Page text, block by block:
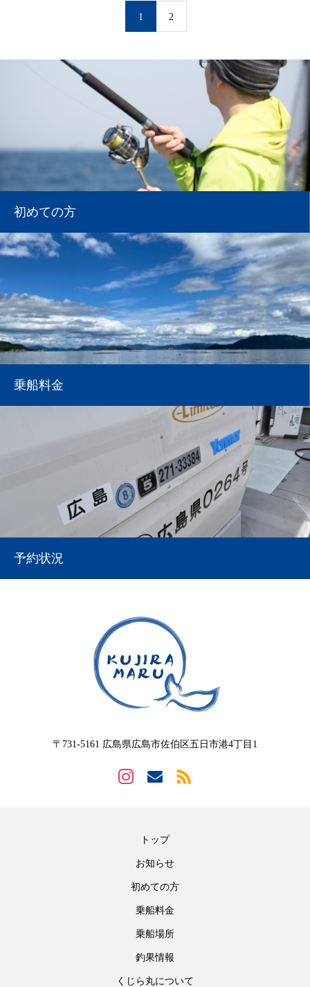
1 2
初めての方
乗船料金
予約状況
〒731-5161 広島県広島市佐伯区五日市港4丁目1
トップ
お知らせ
初めての方
乗船料金
乗船場所
釣果情報
くじら丸について